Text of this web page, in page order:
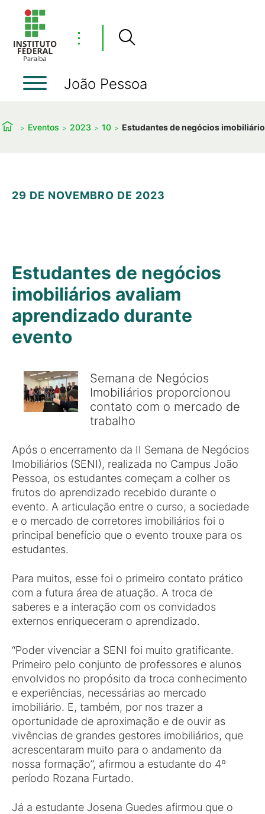
⋮
João Pessoa
Eventos 2023 10 Estudantes de negócios
29 DE NOVEMBRO DE 2023
Estudantes de negócios
imobiliários avaliam
aprendizado durante
evento
Semana de Negócios
Imobiliários proporcionou
contato com o mercado de
trabalho
Após o encerramento da II Semana de Negócios
Imobiliários (SENI), realizada no Campus João
Pessoa, os estudantes começam a colher os
frutos do aprendizado recebido durante o
evento. A articulação entre o curso, a sociedade
e o mercado de corretores imobiliários foi o
principal benefício que o evento trouxe para os
estudantes.
Para muitos, esse foi o primeiro contato prático
com a futura área de atuação. A troca de
saberes e a interação com os convidados
externos enriqueceram o aprendizado.
“Poder vivenciar a SENI foi muito gratificante.
Primeiro pelo conjunto de professores e alunos
envolvidos no propósito da troca conhecimento
e experiências, necessárias ao mercado
imobiliário. E, também, por nos trazer a
oportunidade de aproximação e de ouvir as
vivências de grandes gestores imobiliários, que
acrescentaram muito para o andamento da
nossa formação”, afirmou a estudante do 4º
período Rozana Furtado.
Já a estudante Josena Guedes afirmou que o